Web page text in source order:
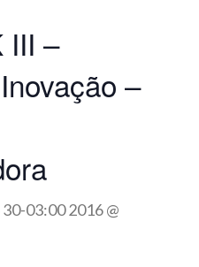
III –
–
03:00 2016 @